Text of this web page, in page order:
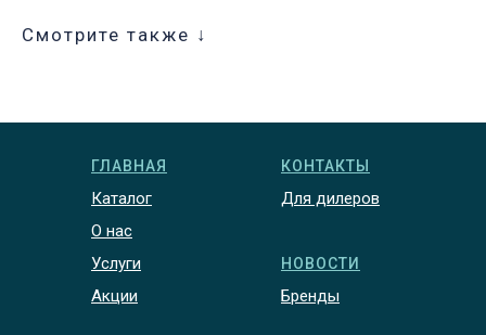
Смотрите также ↓
ГЛАВНАЯ
Каталог
О нас
Услуги
Акции
КОНТАКТЫ
Для дилеров
НОВОСТИ
Бренды